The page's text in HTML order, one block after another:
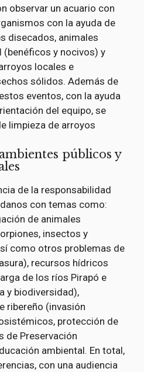
observar un acuario con
con la ayuda de
disecados, animales
y nocivos) y
locales e
sólidos. Además de
eventos, con la ayuda
del equipo, se
limpieza de arroyos
públicos y
de la responsabilidad
con temas como:
de animales
insectos y
como otros problemas de
recursos hídricos
de los ríos Pirapó e
y biodiversidad),
ribereño (invasión
protección de
de Preservación
ambiental. En total,
con una audiencia